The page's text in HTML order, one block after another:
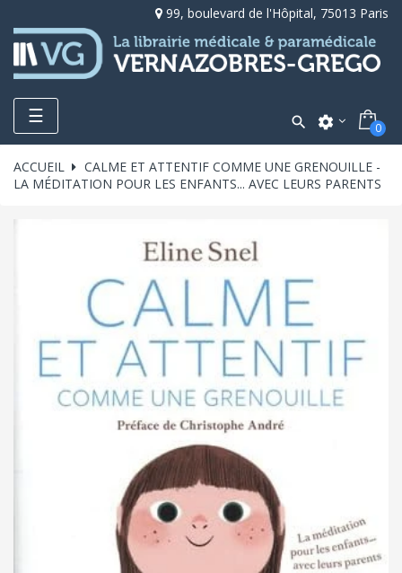
99, boulevard de l'Hôpital, 75013 Paris
Toggle
navigation
☰  settings 0
ACCUEIL
CALME ET ATTENTIF COMME UNE GRENOUILLE -
LA MÉDITATION POUR LES ENFANTS... AVEC LEURS PARENTS